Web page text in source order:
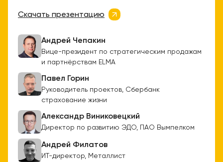
Скачать презентацию
Андрей Чепакин
Вице-президент по стратегическим продажам
и партнёрствам ELMA
Павел Горин
Руководитель проектов, Сбербанк
страхование жизни
Александр Виниковецкий
Директор по развитию ЭДО, ПАО Вымпелком
Андрей Филатов
ИТ-директор, Металлист